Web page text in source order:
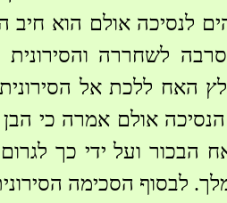
לנסיכה אולם הוא חיב
סרבה לשחררה
האח ללכת אל
אולם אמרה כי הבן
ועל ידי כך לגרום
לבסוף הסכימה